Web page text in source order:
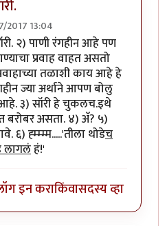
2017 13:04
byमराठी_माणूस
२) पाणी रंगहीन आहे पण
प्रवाह वाहत असतो
तळाशी काय आहे हे
ज्या अर्थाने आपण बोलु
३) सॉरी हे चुकलच.इथे
बरोबर असता. ४) अ‍ॅ? ५)
६) ह्म्म्म्म.....'तीला थोडेच
लागलंहं!'
इन कराकिंवासदस्य व्हा